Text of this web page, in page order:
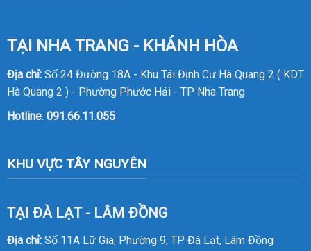
TẠI NHA TRANG - KHÁNH HÒA
Địa chỉ: Số 24 Đường 18A - Khu Tái Định Cư Hà Quang 2 ( KDT
Hà Quang 2 ) - Phường Phước Hải - TP Nha Trang
Hotline: 091.66.11.055
KHU VỰC TÂY NGUYÊN
TẠI ĐÀ LẠT - LÂM ĐỒNG
Địa chỉ:Số 11A Lữ Gia, Phường 9, TP Đà Lạt, Lâm Đồng